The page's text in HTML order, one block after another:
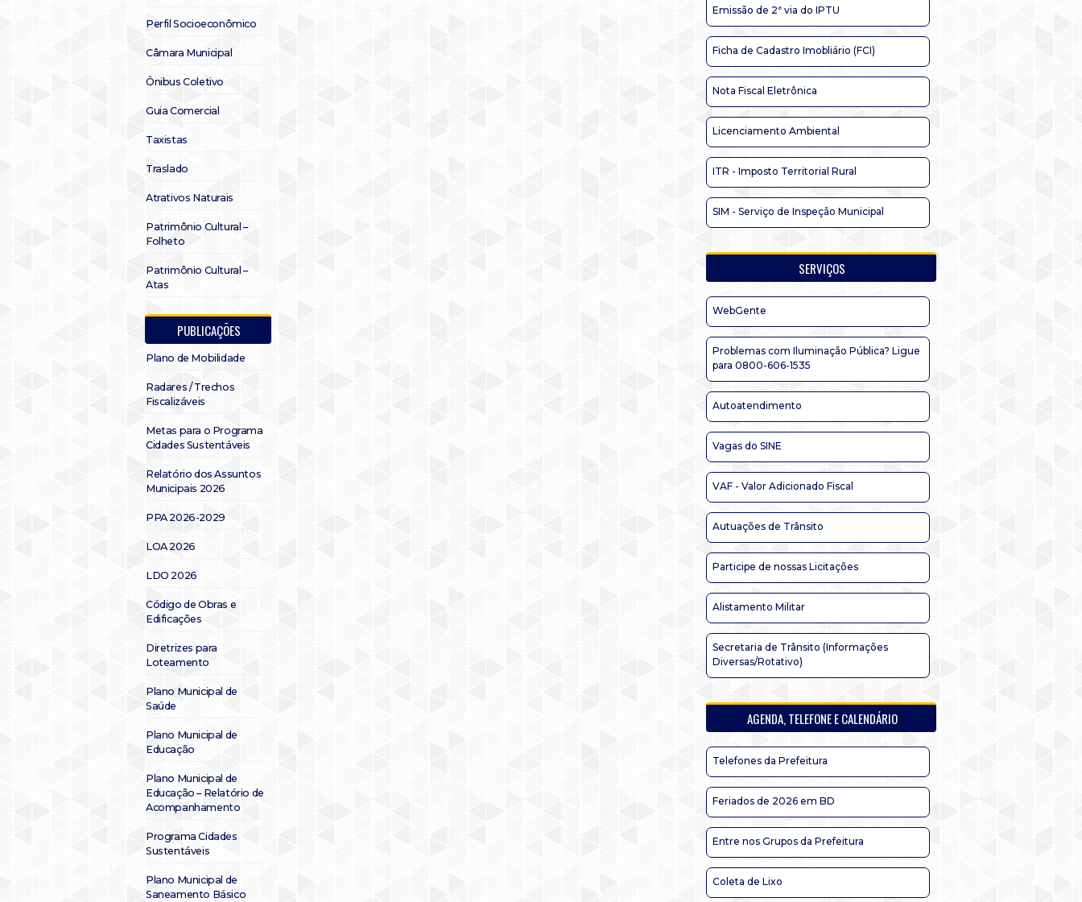
Perfil Socioeconômico
Câmara Municipal
Ônibus Coletivo
Guia Comercial
Taxistas
Traslado
Atrativos Naturais
Patrimônio Cultural –
Folheto
Patrimônio Cultural –
Atas
PUBLICAÇÕES
Plano de Mobilidade
Radares / Trechos
Fiscalizáveis
Metas para o Programa
Cidades Sustentáveis
Relatório dos Assuntos
Municipais 2026
PPA 2026-2029
LOA 2026
LDO 2026
Código de Obras e
Edificações
Diretrizes para
Loteamento
Plano Municipal de
Saúde
Plano Municipal de
Educação
Plano Municipal de
Educação – Relatório de
Acompanhamento
Programa Cidades
Sustentáveis
Plano Municipal de
Saneamento Básico
Emissão de 2ª via do IPTU
Ficha de Cadastro Imobliário (FCI)
Nota Fiscal Eletrônica
Licenciamento Ambiental
ITR - Imposto Territorial Rural
SIM - Serviço de Inspeção Municipal
SERVIÇOS
WebGente
Problemas com Iluminação Pública? Ligue
para 0800-606-1535
Autoatendimento
Vagas do SINE
VAF - Valor Adicionado Fiscal
Autuações de Trânsito
Participe de nossas Licitações
Alistamento Militar
Secretaria de Trânsito (Informações
Diversas/Rotativo)
AGENDA, TELEFONE E CALENDÁRIO
Telefones da Prefeitura
Feriados de 2026 em BD
Entre nos Grupos da Prefeitura
Coleta de Lixo